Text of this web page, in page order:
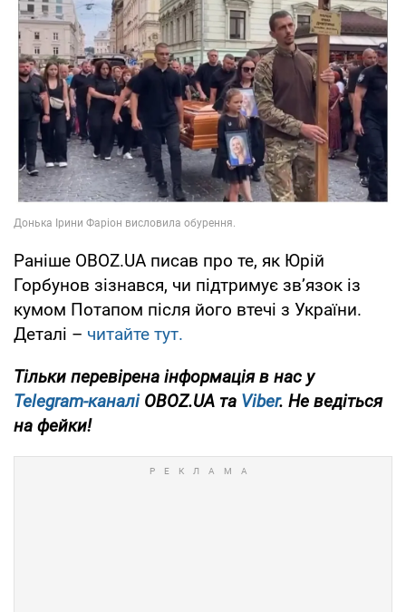
Раніше OBOZ.UA писав про те, як Юрій
Горбунов зізнався, чи підтримує звʼязок із
кумом Потапом після його втечі з України.
Деталі – читайте тут.
Тільки перевірена інформація в нас у
Telegram-каналіOBOZ.UA та Viber. Не ведіться
на фейки!